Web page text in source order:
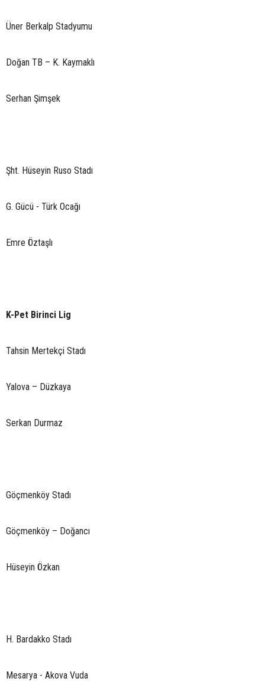
Üner Berkalp Stadyumu
Doğan TB – K. Kaymaklı
Serhan Şimşek
Şht. Hüseyin Ruso Stadı
G. Gücü - Türk Ocağı
Emre Öztaşlı
K-Pet Birinci Lig
Tahsin Mertekçi Stadı
Yalova – Düzkaya
Serkan Durmaz
Göçmenköy Stadı
Göçmenköy – Doğancı
Hüseyin Özkan
H. Bardakko Stadı
Mesarya - Akova Vuda